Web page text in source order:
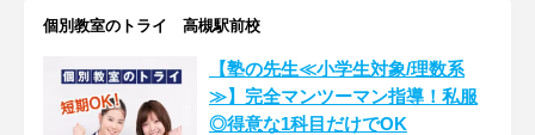
個別教室のトライ 高槻駅前校
【塾の先生≪小学生対象/理数系
≫】完全マンツーマン指導！私服
◎得意な1科目だけでOK